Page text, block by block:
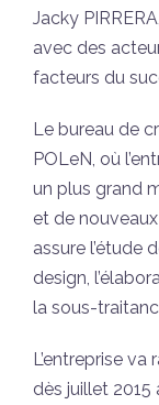
Jacky
avec des
facteurs du
Le bureau de
POLeN, où
un plus grand
et de
assure l’étude
design,
la sous-
L’entreprise
dès juillet 2015